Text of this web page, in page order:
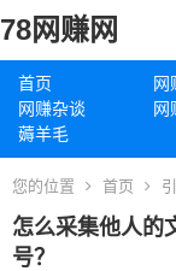
78网赚网
首页 网
网赚杂谈
网
薅羊毛
您的位置 首页
怎么采集他人的
号？